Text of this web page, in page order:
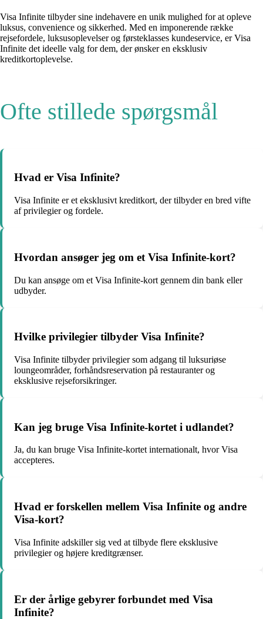
Visa Infinite tilbyder sine indehavere en unik mulighed for at opleve
luksus, convenience og sikkerhed. Med en imponerende række
rejsefordele, luksusoplevelser og førsteklasses kundeservice, er Visa
Infinite det ideelle valg for dem, der ønsker en eksklusiv
kreditkortoplevelse.
Ofte stillede spørgsmål
Hvad er Visa Infinite?
Visa Infinite er et eksklusivt kreditkort, der tilbyder en bred vifte
af privilegier og fordele.
Hvordan ansøger jeg om et Visa Infinite-kort?
Du kan ansøge om et Visa Infinite-kort gennem din bank eller
udbyder.
Hvilke privilegier tilbyder Visa Infinite?
Visa Infinite tilbyder privilegier som adgang til luksuriøse
loungeområder, forhåndsreservation på restauranter og
eksklusive rejseforsikringer.
Kan jeg bruge Visa Infinite-kortet i udlandet?
Ja, du kan bruge Visa Infinite-kortet internationalt, hvor Visa
accepteres.
Hvad er forskellen mellem Visa Infinite og andre
Visa-kort?
Visa Infinite adskiller sig ved at tilbyde flere eksklusive
privilegier og højere kreditgrænser.
Er der årlige gebyrer forbundet med Visa
Infinite?